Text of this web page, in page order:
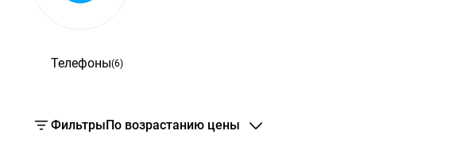
Телефоны(6)
ФильтрыПо возрастанию цены